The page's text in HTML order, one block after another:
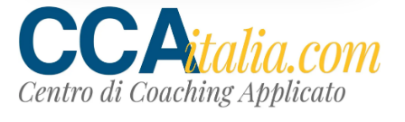
Corsi
Le
4
Intelligenze